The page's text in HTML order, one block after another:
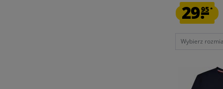
29.95*
Wybierz